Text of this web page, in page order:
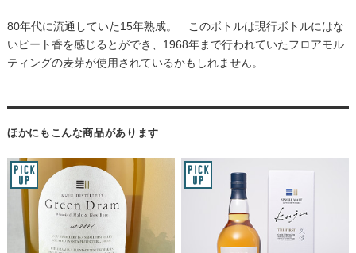
80年代に流通していた15年熟成。 このボトルは現行ボトルにはな
いピート香を感じるとができ、1968年まで行われていたフロアモル
ティングの麦芽が使用されているかもしれません。
ほかにもこんな商品があります